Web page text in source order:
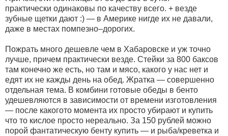
практически одинаковы по качеству всего. + везде
зубные щетки дают :) — в Америке нигде их не давали,
даже в местах помпезно–дорогих.
Пожрать много дешевле чем в Хабаровске и уж точно
лучше, причем практически везде. Стейки за 800 баксов
там конечно же есть, но там и мясо, какого у нас нет и
едят их не кажды день на обед. Жратка — совершенно
отдельная тема. В комбини готовые обеды в бенто
удешевляются в зависимости от времени изготовления
— после какогото момента их просто убирают и купить
что то кислое просто нереально. За 150 рублей можно
порой фантатическую бенту купить — и рыба/креветка и